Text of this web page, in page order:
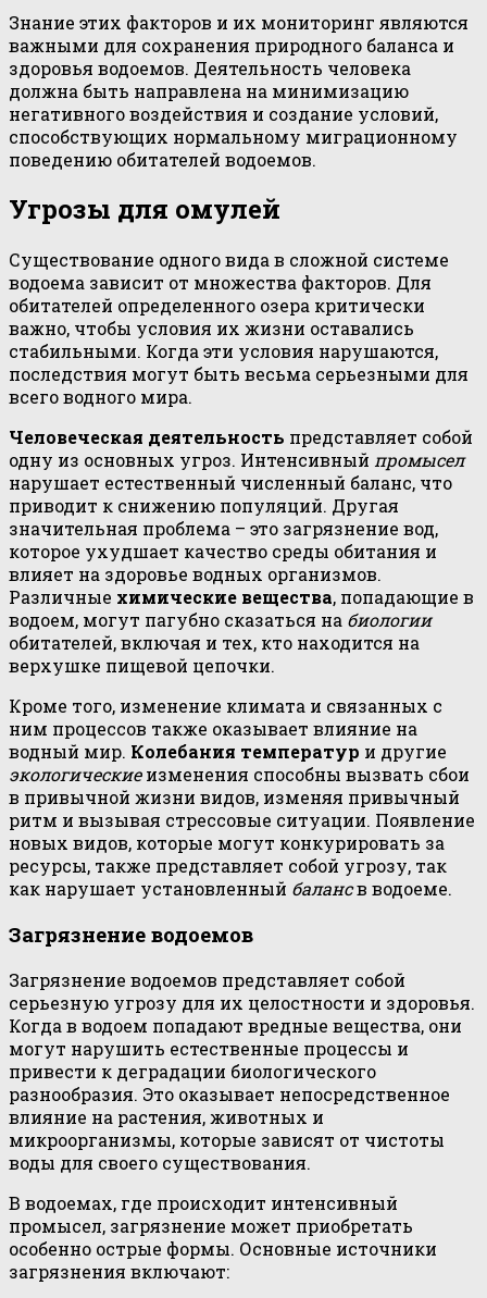
Знание этих факторов и их мониторинг являются
важными для сохранения природного баланса и
здоровья водоемов. Деятельность человека
должна быть направлена на минимизацию
негативного воздействия и создание условий,
способствующих нормальному миграционному
поведению обитателей водоемов.
Угрозы для омулей
Существование одного вида в сложной системе
водоема зависит от множества факторов. Для
обитателей определенного озера критически
важно, чтобы условия их жизни оставались
стабильными. Когда эти условия нарушаются,
последствия могут быть весьма серьезными для
всего водного мира.
Человеческая деятельность представляет собой
одну из основных угроз. Интенсивный промысел
нарушает естественный численный баланс, что
приводит к снижению популяций. Другая
значительная проблема – это загрязнение вод,
которое ухудшает качество среды обитания и
влияет на здоровье водных организмов.
Различные химические вещества, попадающие в
водоем, могут пагубно сказаться на биологии
обитателей, включая и тех, кто находится на
верхушке пищевой цепочки.
Кроме того, изменение климата и связанных с
ним процессов также оказывает влияние на
водный мир. Колебания температур и другие
экологическиеизменения способны вызвать сбои
в привычной жизни видов, изменяя привычный
ритм и вызывая стрессовые ситуации. Появление
новых видов, которые могут конкурировать за
ресурсы, также представляет собой угрозу, так
как нарушает установленный балансв водоеме.
Загрязнение водоемов
Загрязнение водоемов представляет собой
серьезную угрозу для их целостности и здоровья.
Когда в водоем попадают вредные вещества, они
могут нарушить естественные процессы и
привести к деградации биологического
разнообразия. Это оказывает непосредственное
влияние на растения, животных и
микроорганизмы, которые зависят от чистоты
воды для своего существования.
В водоемах, где происходит интенсивный
промысел, загрязнение может приобретать
особенно острые формы. Основные источники
загрязнения включают: